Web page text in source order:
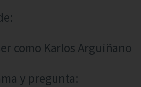
como Karlos Arguiñano
y pregunta: